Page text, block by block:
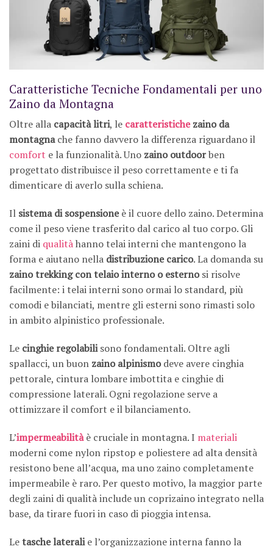
Caratteristiche Tecniche Fondamentali per uno
Zaino da Montagna
Oltre alla capacità litri, le caratteristichezaino da
montagnache fanno davvero la differenza riguardano il
comfort e la funzionalità. Uno zaino outdoorben
progettato distribuisce il peso correttamente e ti fa
dimenticare di averlo sulla schiena.
Il sistema di sospensioneè il cuore dello zaino. Determina
come il peso viene trasferito dal carico al tuo corpo. Gli
zaini di qualitàhanno telai interni che mantengono la
forma e aiutano nella distribuzione carico. La domanda su
zaino trekking con telaio interno o esternosi risolve
facilmente: i telai interni sono ormai lo standard, più
comodi e bilanciati, mentre gli esterni sono rimasti solo
in ambito alpinistico professionale.
Le cinghie regolabilisono fondamentali. Oltre agli
spallacci, un buon zaino alpinismodeve avere cinghia
pettorale, cintura lombare imbottita e cinghie di
compressione laterali. Ogni regolazione serve a
ottimizzare il comfort e il bilanciamento.
L’impermeabilitàè cruciale in montagna. I materiali
moderni come nylon ripstop e poliestere ad alta densità
resistono bene all’acqua, ma uno zaino completamente
impermeabile è raro. Per questo motivo, la maggior parte
degli zaini di qualità include un coprizaino integrato nella
base, da tirare fuori in caso di pioggia intensa.
Letasche lateralie l’organizzazione interna fanno la